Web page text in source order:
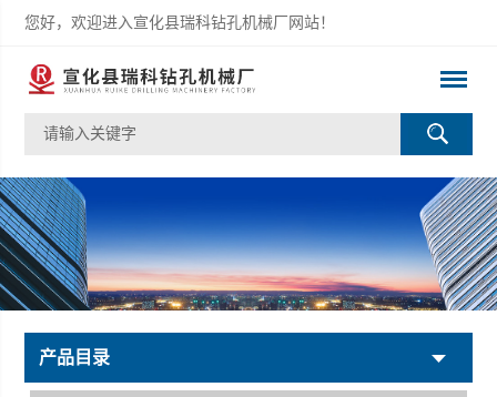
您好，欢迎进入宣化县瑞科钻孔机械厂网站！
产品目录